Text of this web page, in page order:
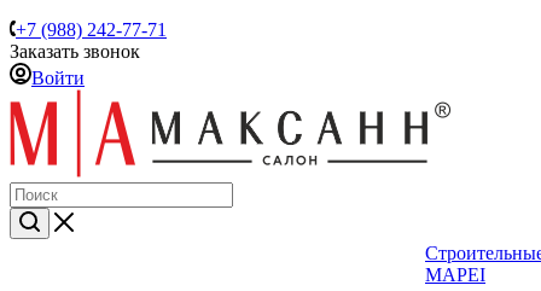
+7 (988) 242-77-71
Заказать звонок
Войти
MAPEI